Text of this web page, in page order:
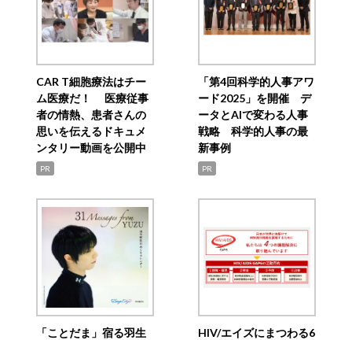
CAR T細胞療法はチー
ム医療だ！ 医療従事
者の情熱、患者さんの
思いを伝えるドキュメ
ンタリー動画を公開中
PR
「第4回科学的人事アワ
ード2025」を開催 デ
ータとAIで変わる人事
戦略 科学的人事の最
新事例
PR
「ことだま」宿る羽生
HIV/エイズにまつわる6